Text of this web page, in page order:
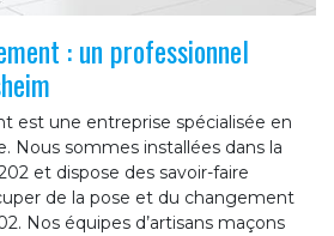
: un professionnel
est une entreprise spécialisée en
Nous sommes installées dans la
et dispose des savoir-faire
de la pose et du changement
Nos équipes d’artisans maçons